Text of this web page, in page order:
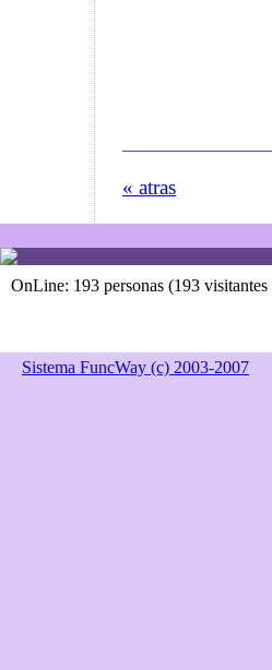
« atras
OnLine: 193 personas (193
Sistema FuncWay (c) 2003-2007